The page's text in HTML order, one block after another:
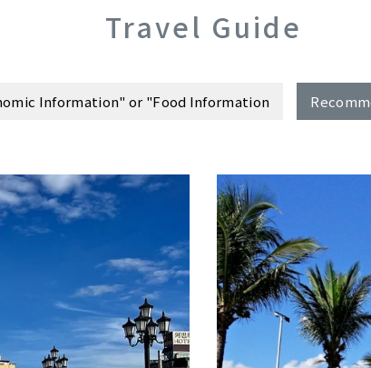
Travel Guide
Information" or "Food Information